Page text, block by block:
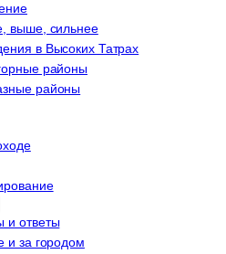
выше, сильнее
в Высоких Татрах
районы
районы
и ответы
и за городом